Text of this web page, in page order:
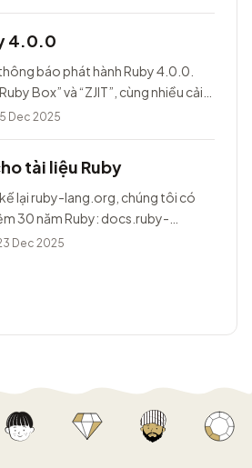
4.0.0
báo phát hành Ruby 4.0.0.
Box” và “ZJIT”, cùng nhiều cải
Dec 2025
tài liệu Ruby
lại ruby-lang.org, chúng tôi có
30 năm Ruby: docs.ruby-
hoàn toàn...
Dec 2025